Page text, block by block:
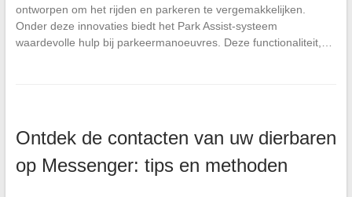
ontworpen om het rijden en parkeren te vergemakkelijken.
Onder deze innovaties biedt het Park Assist-systeem
waardevolle hulp bij parkeermanoeuvres. Deze functionaliteit,…
Ontdek de contacten van uw dierbaren
op Messenger: tips en methoden